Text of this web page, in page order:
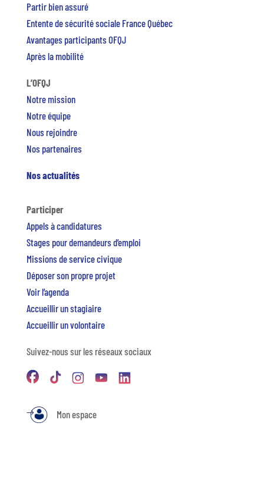
Partir bien assuré
Entente de sécurité sociale France Québec
Avantages participants OFQJ
Après la mobilité
L’OFQJ
Notre mission
Notre équipe
Nous rejoindre
Nos partenaires
Nos actualités
Participer
Appels à candidatures
Stages pour demandeurs d’emploi
Missions de service civique
Déposer son propre projet
Voir l’agenda
Accueillir un stagiaire
Accueillir un volontaire
Suivez-nous sur les réseaux sociaux
Mon espace